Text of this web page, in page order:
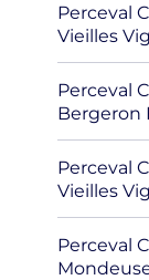
Perceval
Vieilles
Perceval
Bergeron
Perceval
Vieilles
Perceval